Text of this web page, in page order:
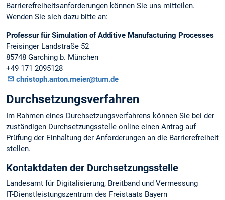
Barrierefreiheitsanforderungen können Sie uns mitteilen.
Wenden Sie sich dazu bitte an:
Professur für Simulation of Additive Manufacturing Processes
Freisinger Landstraße 52
85748 Garching b. München
+49 171 2095128
christoph.anton.meier@tum.de
Durchsetzungsverfahren
Im Rahmen eines Durchsetzungsverfahrens können Sie bei der
zuständigen Durchsetzungsstelle online einen Antrag auf
Prüfung der Einhaltung der Anforderungen an die Barrierefreiheit
stellen.
Kontaktdaten der Durchsetzungsstelle
Landesamt für Digitalisierung, Breitband und Vermessung
IT-Dienstleistungszentrum des Freistaats Bayern